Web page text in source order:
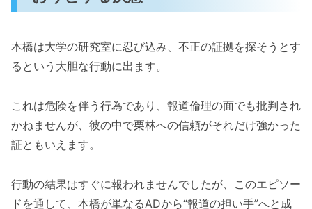
本橋は大学の研究室に忍び込み、不正の証拠を探そうとす
るという大胆な行動に出ます。
これは危険を伴う行為であり、報道倫理の面でも批判され
かねませんが、彼の中で栗林への信頼がそれだけ強かった
証ともいえます。
行動の結果はすぐに報われませんでしたが、このエピソー
ドを通して、本橋が単なるADから“報道の担い手”へと成